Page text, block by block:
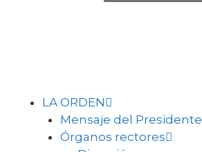
LA ORDEN
Mensaje del Presidente
Órganos rectores